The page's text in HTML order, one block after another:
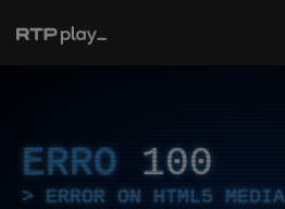
ERRO 100
ERROR ON HTML5